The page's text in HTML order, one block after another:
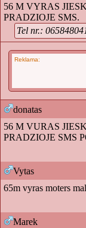
56 M VYRAS
PRADZIOJE SMS.
Tel nr.:
Reklama:
donatas
56 M VURAS
PRADZIOJE SMS
Vytas
65m vyras moters
Marek